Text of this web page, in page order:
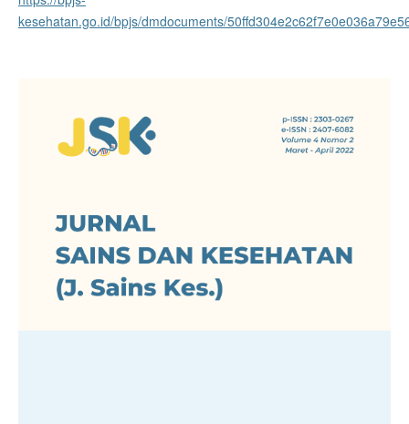
kesehatan.go.id/bpjs/dmdocuments/